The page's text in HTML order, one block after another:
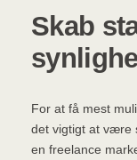
Skab
For at få mest
det vigtigt at være
en freelance